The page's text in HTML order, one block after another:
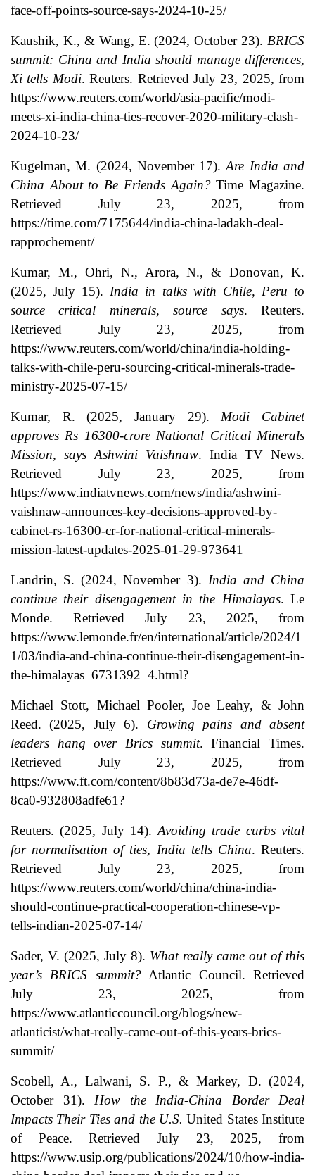
face-off-points-source-says-2024-10-25/
Kaushik, K., & Wang, E. (2024, October 23). BRICS
summit: China and India should manage differences,
Xi tells Modi. Reuters. Retrieved July 23, 2025, from
https://www.reuters.com/world/asia-pacific/modi-
meets-xi-india-china-ties-recover-2020-military-clash-
2024-10-23/
Kugelman, M. (2024, November 17).Are India and
China About to Be Friends Again?Time Magazine.
Retrieved July 23, 2025, from
https://time.com/7175644/india-china-ladakh-deal-
rapprochement/
Kumar, M., Ohri, N., Arora, N., & Donovan, K.
(2025, July 15). India in talks with Chile, Peru to
source critical minerals, source says. Reuters.
Retrieved July 23, 2025, from
https://www.reuters.com/world/china/india-holding-
talks-with-chile-peru-sourcing-critical-minerals-trade-
ministry-2025-07-15/
Kumar, R. (2025, January 29). Modi Cabinet
approves Rs 16300-crore National Critical Minerals
Mission, says Ashwini Vaishnaw. India TV News.
Retrieved July 23, 2025, from
https://www.indiatvnews.com/news/india/ashwini-
vaishnaw-announces-key-decisions-approved-by-
cabinet-rs-16300-cr-for-national-critical-minerals-
mission-latest-updates-2025-01-29-973641
Landrin, S. (2024, November 3). India and China
continue their disengagement in the Himalayas. Le
Monde. Retrieved July 23, 2025, from
https://www.lemonde.fr/en/international/article/2024/1
1/03/india-and-china-continue-their-disengagement-in-
the-himalayas_6731392_4.html?
Michael Stott, Michael Pooler, Joe Leahy, & John
Reed. (2025, July 6). Growing pains and absent
leaders hang over Brics summit. Financial Times.
Retrieved July 23, 2025, from
https://www.ft.com/content/8b83d73a-de7e-46df-
8ca0-932808adfe61?
Reuters. (2025, July 14).Avoiding trade curbs vital
for normalisation of ties, India tells China. Reuters.
Retrieved July 23, 2025, from
https://www.reuters.com/world/china/china-india-
should-continue-practical-cooperation-chinese-vp-
tells-indian-2025-07-14/
Sader, V. (2025, July 8). What really came out of this
year’s BRICS summit?Atlantic Council. Retrieved
July 23, 2025, from
https://www.atlanticcouncil.org/blogs/new-
atlanticist/what-really-came-out-of-this-years-brics-
summit/
Scobell, A., Lalwani, S. P., & Markey, D. (2024,
October 31). How the India-China Border Deal
Impacts Their Ties and the U.S. United States Institute
of Peace. Retrieved July 23, 2025, from
https://www.usip.org/publications/2024/10/how-india-